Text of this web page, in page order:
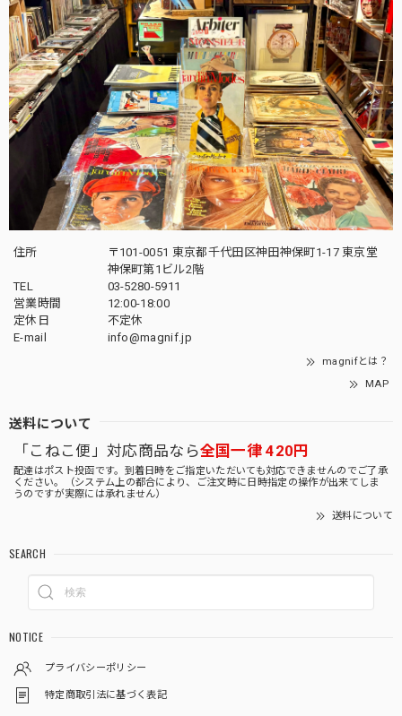
住所
〒101-0051 東京都千代田区神田神保町1-17 東京堂
神保町第1ビル2階
TEL
03-5280-5911
営業時間
12:00-18:00
定休日
不定休
E-mail
info@magnif.jp
magnifとは？
MAP
送料について
「こねこ便」対応商品なら全国一律 420円
配達はポスト投函です。到着日時をご指定いただいても対応できませんのでご了承
ください。（システム上の都合により、ご注文時に日時指定の操作が出来てしま
うのですが実際には承れません）
送料について
SEARCH
NOTICE
プライバシーポリシー
特定商取引法に基づく表記